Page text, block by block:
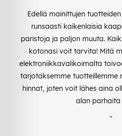
Edellä mainittujen
runsaasti kaikenlaisia
paristoja ja paljon muuta.
kotonasi voit tarvita! Mitä
elektroniikkavalikoimalta
tarjotaksemme tuotteillemme
hinnat, joten voit lähes aina
alan parhaita
"